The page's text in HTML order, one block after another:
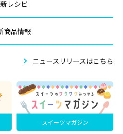
新レシピ
商品情報
ニュースリリースはこちら
スイーツマガジン